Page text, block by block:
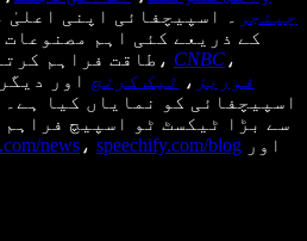
چینجر
۔ اسپیچفائی اپنی اعلیٰ
طاقت فراہم ، CNBC ،
فوربز ، ٹیک کرنچ اور
اسپیچفائی کو نمایاں کیا
سے بڑا ٹیکسٹ ٹو اسپیچ
news ، speechify.com/blog اور